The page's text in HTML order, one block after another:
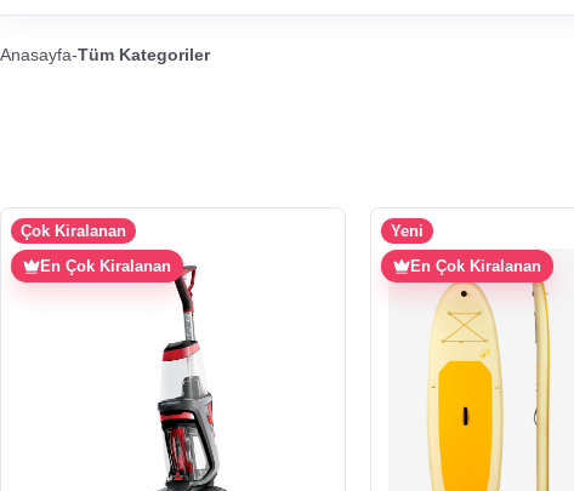
Anasayfa-Tüm Kategoriler
Çok Kiralanan
En Çok Kiralanan
Yeni
En Çok Kiralanan